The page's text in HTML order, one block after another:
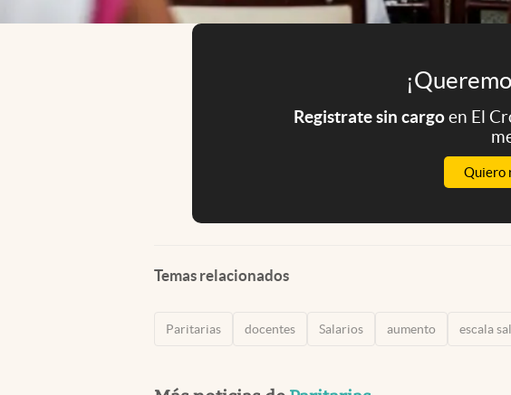
Registrate sin cargoen El
Quiero
Temas relacionados
Paritarias docentes Salarios aumento escala